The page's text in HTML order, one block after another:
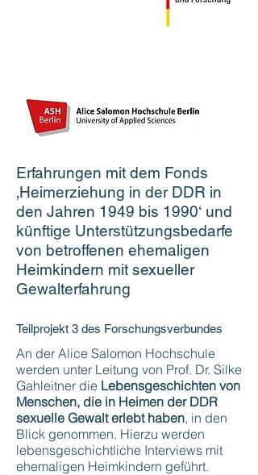
Erfahrungen mit dem Fonds
‚Heimerziehung in der DDR in
den Jahren 1949 bis 1990‘ und
künftige Unterstützungsbedarfe
von betroffenen ehemaligen
Heimkindern mit sexueller
Gewalterfahrung
Teilprojekt 3 des Forschungsverbundes
An der Alice Salomon Hochschule
werden unter Leitung von Prof. Dr. Silke
Gahleitner die Lebensgeschichten von
Menschen, die in Heimen der DDR
sexuelle Gewalt erlebt haben, in den
Blick genommen. Hierzu werden
lebensgeschichtliche Interviews mit
ehemaligen Heimkindern geführt.